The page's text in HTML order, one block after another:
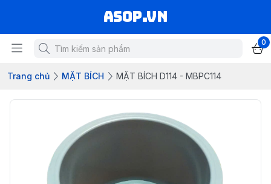
asop.vn
0
Trang chủ MẶT BÍCH MẶT BÍCH D114 - MBPC114